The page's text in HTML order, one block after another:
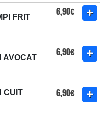
FRIT 6,90€
AVOCAT 6,90€
CUIT
6,90€